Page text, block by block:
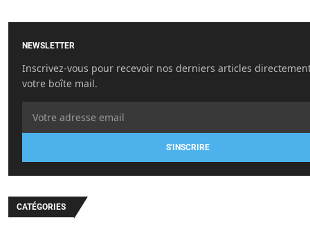
NEWSLETTER
Inscrivez-vous pour recevoir nos derniers articles
votre boîte mail.
S'INSCRIRE
CATÉGORIES